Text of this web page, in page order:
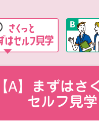
【A】まずはさ
セルフ見学